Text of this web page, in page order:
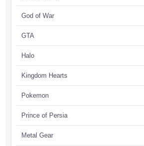
God of War
GTA
Halo
Kingdom Hearts
Pokemon
Prince of Persia
Metal Gear